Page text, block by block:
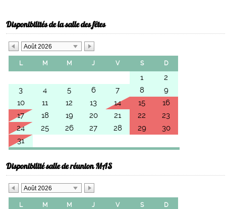
Disponibilités de la salle des fêtes
Août 2026
L M M J V S D
1
2
3
4 5 6 7 8
9
10
11 12 13 14 15
16
17
18 19 20 21 22
23
24
25 26 27 28 29
30
31
Disponibilité salle de réunion MAS
Août 2026
L M M J V S D